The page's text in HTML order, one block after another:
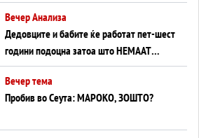
Германија до Црното Море...
Вечер Анализа
Дедовците и бабите ќе работат пет-шест
години подоцна затоа што НЕМААТ
ВНУЦИ ДА ГИ ЗАМЕНАТ
Вечер тема
Пробив во Сеута: МАРОКО, ЗОШТО?